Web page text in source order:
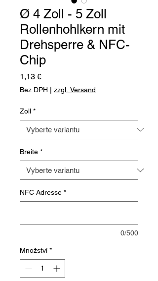
Ø 4 Zoll - 5 Zoll
Rollenhohlkern mit
Drehsperre & NFC-
Chip
1,13 €Cena
Bez DPH zzgl. Versand
Zoll *
Breite *
NFC Adresse *
0/500
Množství *